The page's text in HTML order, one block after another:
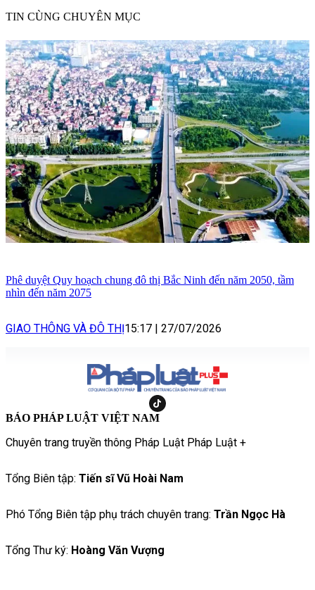
TIN CÙNG CHUYÊN MỤC
Phê duyệt Quy hoạch chung đô thị Bắc Ninh đến năm 2050, tầm
nhìn đến năm 2075
GIAO THÔNG VÀ ĐÔ THỊ15:17 27/07/2026
BÁO PHÁP LUẬT VIỆT NAM
Chuyên trang truyền thông Pháp Luật Pháp Luật +
Tổng Biên tập: Tiến sĩ Vũ Hoài Nam
Phó Tổng Biên tập phụ trách chuyên trang: Trần Ngọc Hà
Tổng Thư ký: Hoàng Văn Vượng